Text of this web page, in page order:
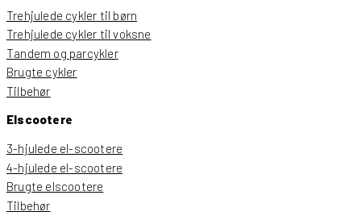
Trehjulede cykler til børn
Trehjulede cykler til voksne
Tandem og parcykler
Brugte cykler
Tilbehør
Elscootere
3-hjulede el-scootere
4-hjulede el-scootere
Brugte elscootere
Tilbehør